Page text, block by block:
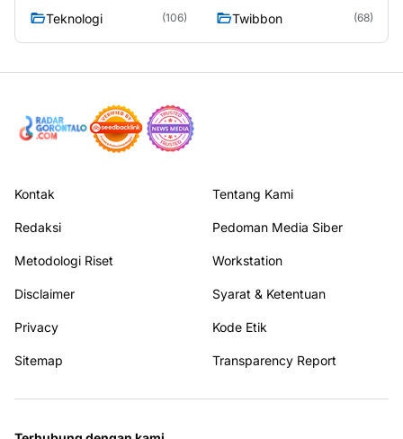
Teknologi (106) Twibbon (68)
Kontak Tentang Kami
Redaksi Pedoman Media Siber
Metodologi Riset Workstation
Disclaimer Syarat & Ketentuan
Privacy Kode Etik
Sitemap Transparency Report